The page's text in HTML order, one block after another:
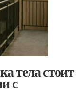
тела стоит
с